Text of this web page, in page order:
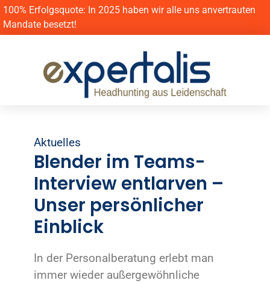
100% Erfolgsquote: In 2025 haben wir alle uns anvertrauten
Mandate besetzt!
Aktuelles
Blender im Teams-
Interview entlarven –
Unser persönlicher
Einblick
In der Personalberatung erlebt man
immer wieder außergewöhnliche